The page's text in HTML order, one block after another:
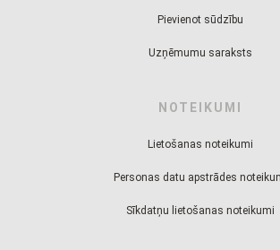
Pievienot sūdzību
Uzņēmumu saraksts
NOTEIKUMI
Lietošanas noteikumi
Personas datu apstrādes
Sīkdatņu lietošanas noteikumi